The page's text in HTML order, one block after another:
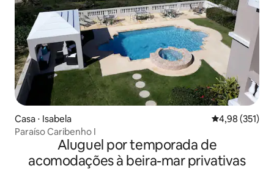
Casa ⋅ Isabela 4,98 de uma
4,98 (351)
Paraíso Caribenho I
Aluguel por temporada de
acomodações à beira-mar privativas